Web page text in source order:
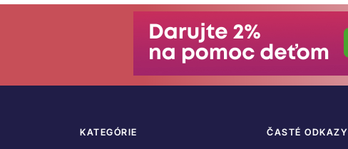
KATEGÓRIE ČASTÉ ODKAZY